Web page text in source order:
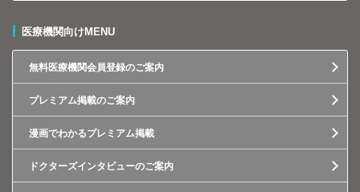
医療機関向けMENU
無料医療機関会員登録のご案内
プレミアム掲載のご案内
漫画でわかるプレミアム掲載
ドクターズインタビューのご案内